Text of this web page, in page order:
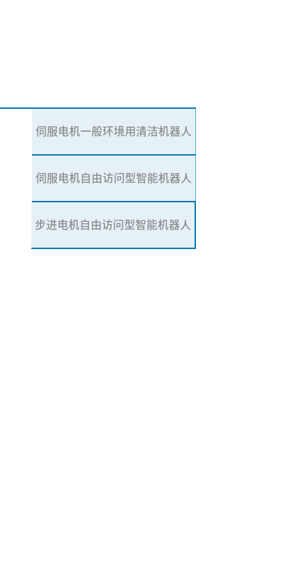
伺服电机一般环境用清洁机器人
伺服电机自由访问型智能机器人
步进电机自由访问型智能机器人